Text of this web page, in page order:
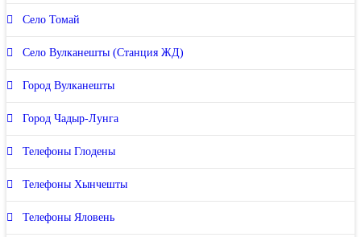
Село Томай
Село Вулканешты (Станция ЖД)
Город Вулканешты
Город Чадыр-Лунга
Телефоны Глодены
Телефоны Хынчешты
Телефоны Яловень